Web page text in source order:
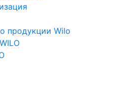
продукции Wilo